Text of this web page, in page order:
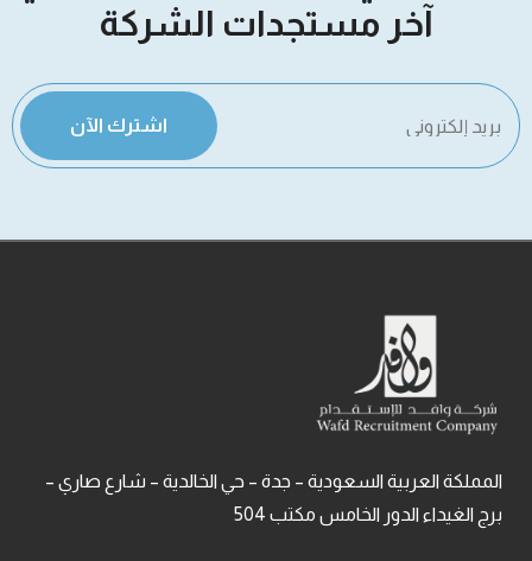
آخر مستجدات الشركة
اشترك الآن
المملكة العربية السعودية – جدة – حي الخالدية – شارع صاري –
برج الغيداء الدور الخامس مكتب 504